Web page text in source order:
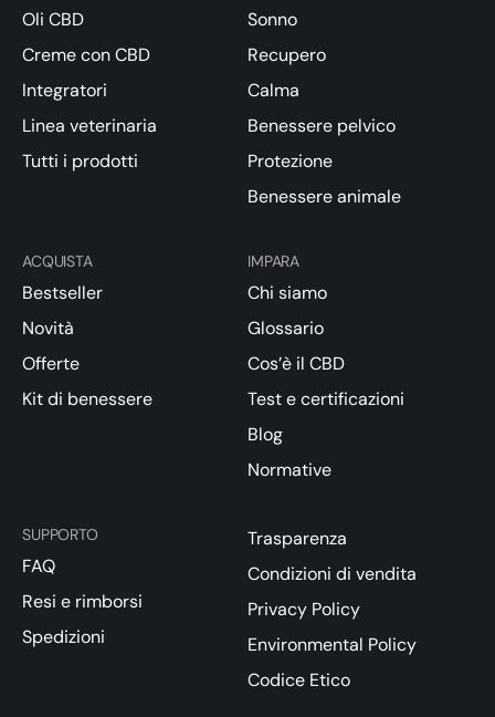
Oli CBD
Creme con CBD
Integratori
Linea veterinaria
Tutti i prodotti
Sonno
Recupero
Calma
Benessere pelvico
Protezione
Benessere animale
ACQUISTA
Bestseller
Novità
Offerte
Kit di benessere
IMPARA
Chi siamo
Glossario
Cos’è il CBD
Test e certificazioni
Blog
Normative
SUPPORTO
FAQ
Resi e rimborsi
Spedizioni
Trasparenza
Condizioni di vendita
Privacy Policy
Environmental Policy
Codice Etico